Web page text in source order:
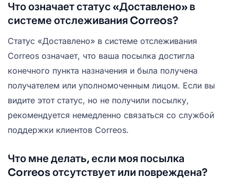
Что означает статус «Доставлено» в
системе отслеживания Correos?
Статус «Доставлено» в системе отслеживания
Correos означает, что ваша посылка достигла
конечного пункта назначения и была получена
получателем или уполномоченным лицом. Если вы
видите этот статус, но не получили посылку,
рекомендуется немедленно связаться со службой
поддержки клиентов Correos.
Что мне делать, если моя посылка
Correos отсутствует или повреждена?